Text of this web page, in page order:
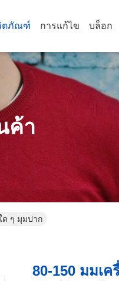
ตภัณฑ์ การแก้ไข บล็อก
ค้า
ด ๆ มุมปาก
80-150 มมเค